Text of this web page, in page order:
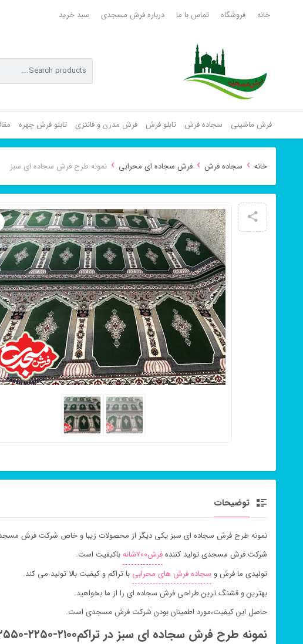
خانه فروشگاه تماس با ما درباره فرش مسجدی سبد خرید
فرش ماشینی سجاده فرش تابلو فرش فرش مدرن و فانتزی تابلو فرش چهره
خانه › سجاده فرش › فرش سجاده ای محرابی › نمونه طرح فرش سجاده ای سبز
توضیحات
نمونه طرح فرش سجاده ای سبز یکی دیگر از محصولات زیبا و خاص شرکت فرش
شرکت فرش مسجدی تولید کنندهفرش۷۰۰شانه
باکیفیت است.
تولیدی ما فرش و سجاده فرش های محرابی با تراکم و کیفیت بالا تولید می کند.
بهترین و قشنگ ترین طراحی فرش سجاده ای را از ما بخواهید.
حاصل این کیفیت،مورد اطمینان بودن شرکت فرش مسجدی است.
نمونه طرح فرش سجاده ای سبز در تراکم۲۱۰۰-۲۲۵۰-۲۵۵۰ بافته می شود.